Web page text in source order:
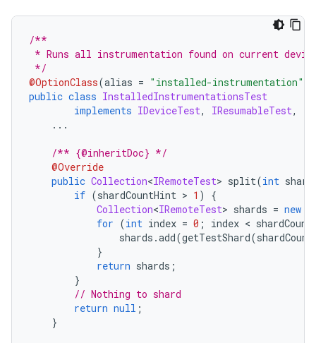
/**
* Runs all instrumentation found on current
*/
@OptionClass(alias = "installed-instrumentation"
public class InstalledInstrumentationsTest
implements IDeviceTest, IResumableTest,
...
/** {@inheritDoc} */
@Override
public Collection<IRemoteTest> split(int
if (shardCountHint > 1 )
{
Collection<IRemoteTest> shards = new
for (int index = 0 ; index <
shards .add(getTestShard(
}
return shards ;
}
// Nothing to shard
return null ;
}